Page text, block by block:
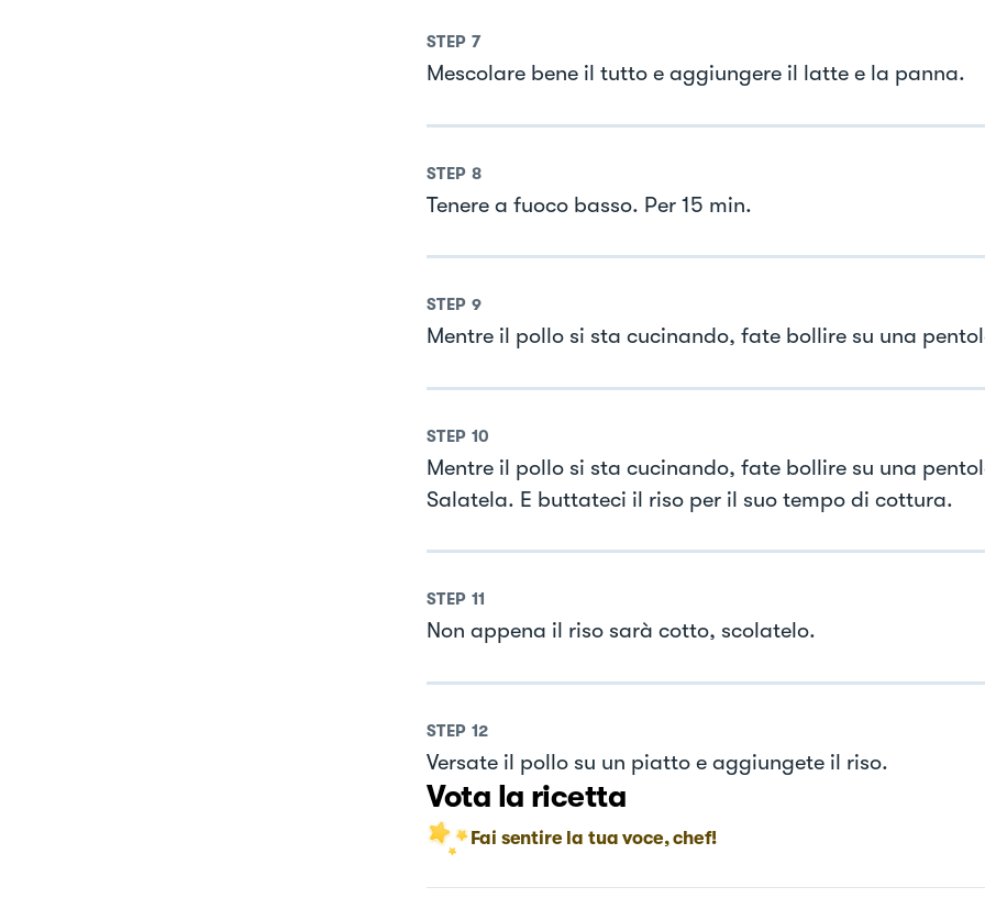
STEP 7
Mescolare bene il tutto e aggiungere il latte e la panna.
STEP 8
Tenere a fuoco basso. Per 15 min.
STEP 9
Mentre il pollo si sta cucinando, fate bollire su una
STEP 10
Mentre il pollo si sta cucinando, fate bollire su una
Salatela. E buttateci il riso per il suo tempo di cottura.
STEP 11
Non appena il riso sarà cotto, scolatelo.
STEP 12
Versate il pollo su un piatto e aggiungete il riso.
Vota la ricetta
Fai sentire la tua voce, chef!